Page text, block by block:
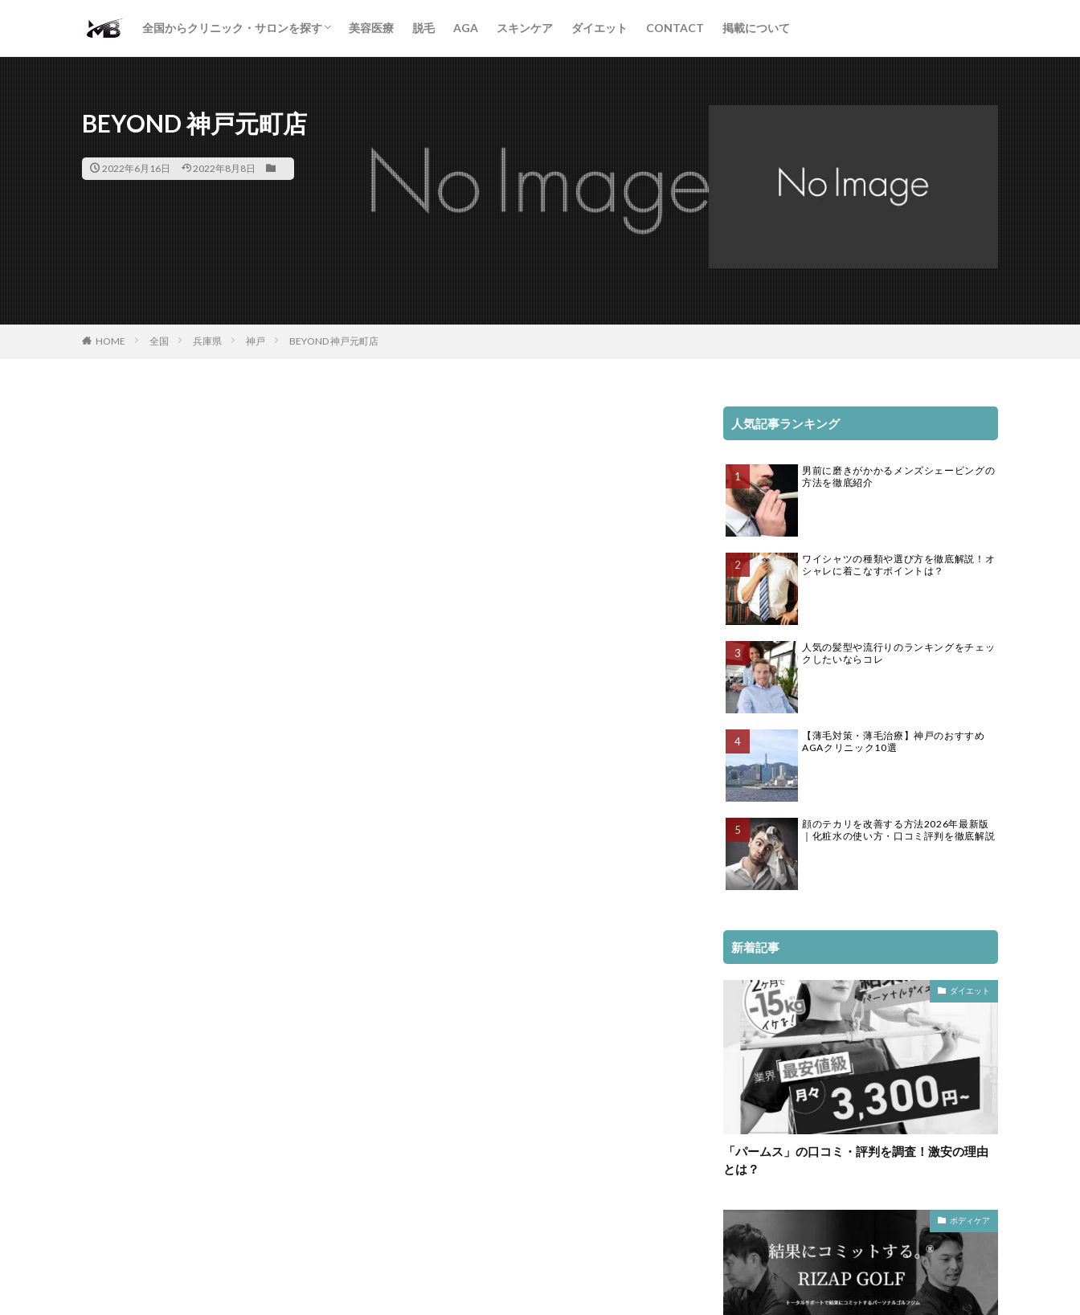
全国からクリニック・サロンを探す
二重・まぶた
鼻の形
小顔・輪郭
痩身・医療ダイエット
肌の悩み・スキンケア
わきが・多汗症
AGA
包茎・ED
医療脱毛
脱毛サロン
パーソナルジム
美容医療 脱毛 AGA スキンケア ダイエット CONTACT 掲載について
BEYOND 神戸元町店
2022年6月16日 2022年8月8日
HOME 全国 兵庫県 神戸 BEYOND 神戸元町店
人気記事ランキング
男前に磨きがかかるメンズシェービングの
方法を徹底紹介
ワイシャツの種類や選び方を徹底解説！オ
シャレに着こなすポイントは？
人気の髪型や流行りのランキングをチェッ
クしたいならコレ
【薄毛対策・薄毛治療】神戸のおすすめ
AGAクリニック10選
顔のテカリを改善する方法2026年最新版
｜化粧水の使い方・口コミ評判を徹底解説
新着記事
ダイエット
「パームス」の口コミ・評判を調査！激安の理由
とは？
ボディケア